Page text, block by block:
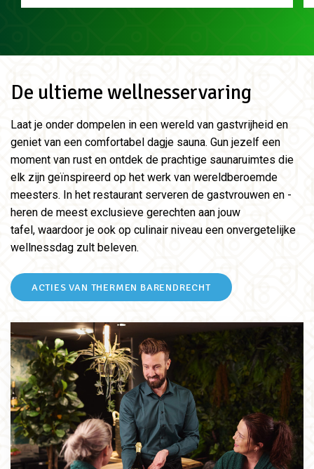
De ultieme wellnesservaring
Laat je onder dompelen in een wereld van gastvrijheid en
geniet van een comfortabel dagje sauna. Gun jezelf een
moment van rust en ontdek de prachtige saunaruimtes die
elk zijn geïnspireerd op het werk van wereldberoemde
meesters. In het restaurant serveren de gastvrouwen en -
heren de meest exclusieve gerechten aan jouw
tafel, waardoor je ook op culinair niveau een onvergetelijke
wellnessdag zult beleven.
ACTIES VAN THERMEN BARENDRECHT